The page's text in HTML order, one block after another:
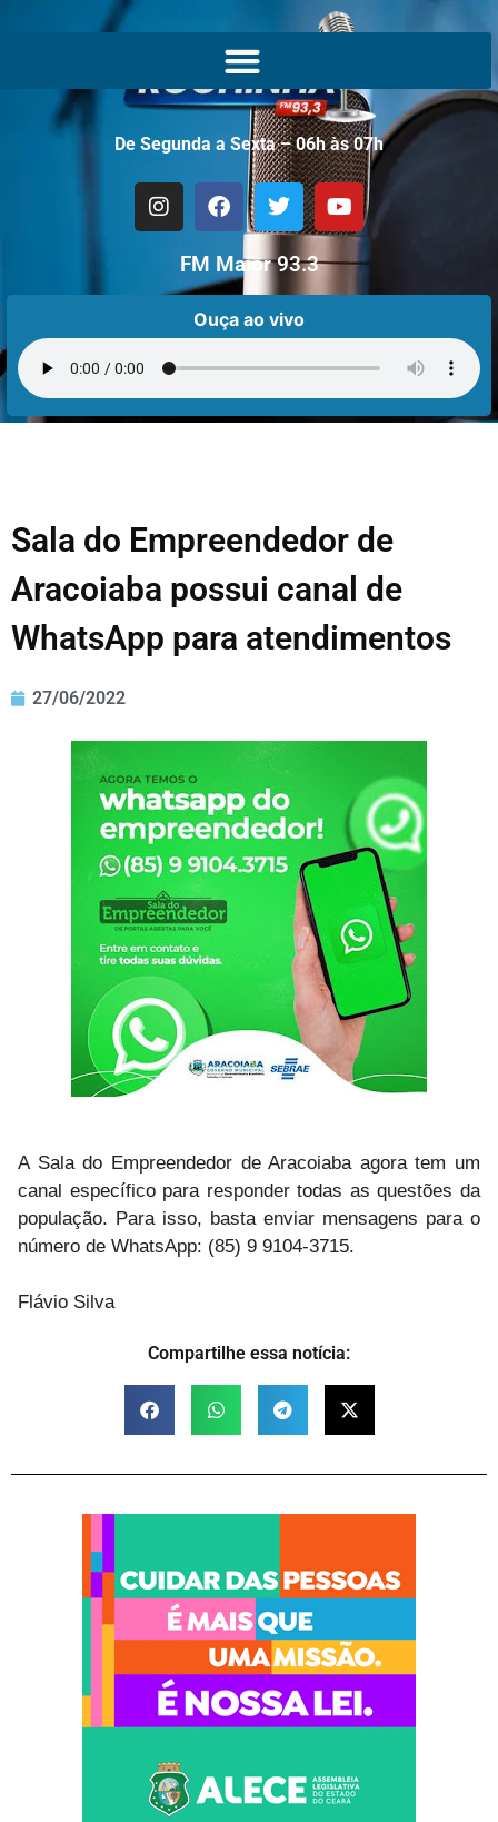
De Segunda a Sexta – 06h às 07h
FM Maior 93.3
Ouça ao vivo
Sala do Empreendedor de
Aracoiaba possui canal de
WhatsApp para atendimentos
27/06/2022
A Sala do Empreendedor de Aracoiaba agora tem um
canal específico para responder todas as questões da
população. Para isso, basta enviar mensagens para o
número de WhatsApp: (85) 9 9104-3715.
Flávio Silva
Compartilhe essa notícia: